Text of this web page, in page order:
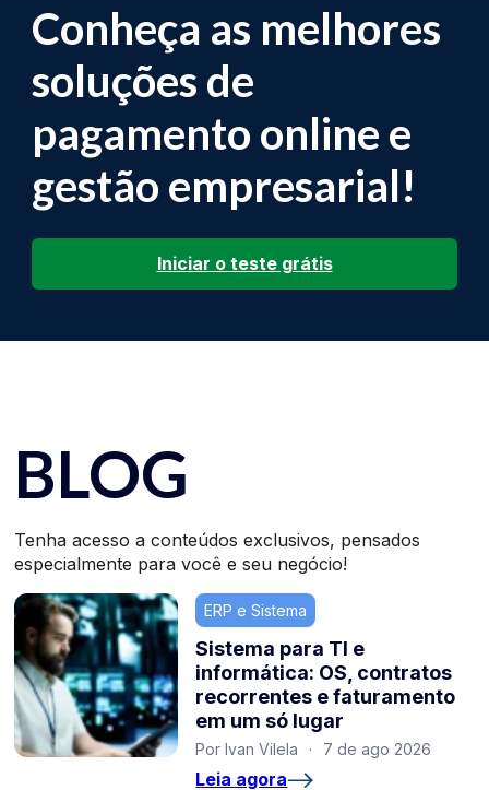
Conheça as melhores
soluções de
pagamento online e
gestão empresarial!
Iniciar o teste grátis
BLOG
Tenha acesso a conteúdos exclusivos, pensados
especialmente para você e seu negócio!
ERP e Sistema
Sistema para TI e
informática: OS, contratos
recorrentes e faturamento
em um só lugar
Por Ivan Vilela · 7 de ago 2026
Leia agora